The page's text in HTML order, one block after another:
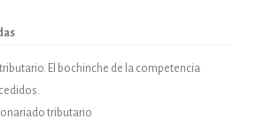
El bochinche de la competencia
tributario